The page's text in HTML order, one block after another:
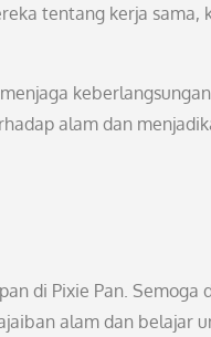
tentang kerja sama,
alam dan
di Pixie Pan. Semoga
alam dan belajar